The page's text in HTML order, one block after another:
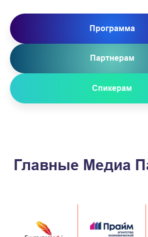
Программа
Партнерам
Спикерам
Главные Медиа